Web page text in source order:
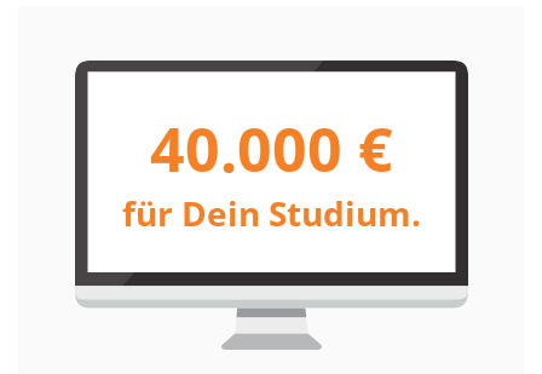
40.000 €
für Dein Studium.